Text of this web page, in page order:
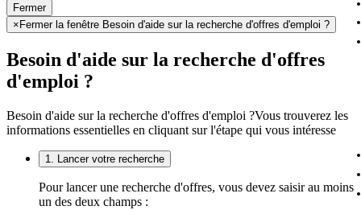
Fermer
× Fermer la fenêtre Besoin d'aide sur la recherche d'offres d'emploi ?
Besoin d'aide sur la recherche d'offres
d'emploi ?
Besoin d'aide sur la recherche d'offres d'emploi ?Vous trouverez les
informations essentielles en cliquant sur l'étape qui vous intéresse
1. Lancer votre recherche
Pour lancer une recherche d'offres, vous devez saisir au moins
un des deux champs :